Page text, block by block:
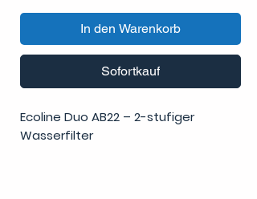
In den Warenkorb
Sofortkauf
Ecoline Duo AB22 – 2-stufiger
Wasserfilter